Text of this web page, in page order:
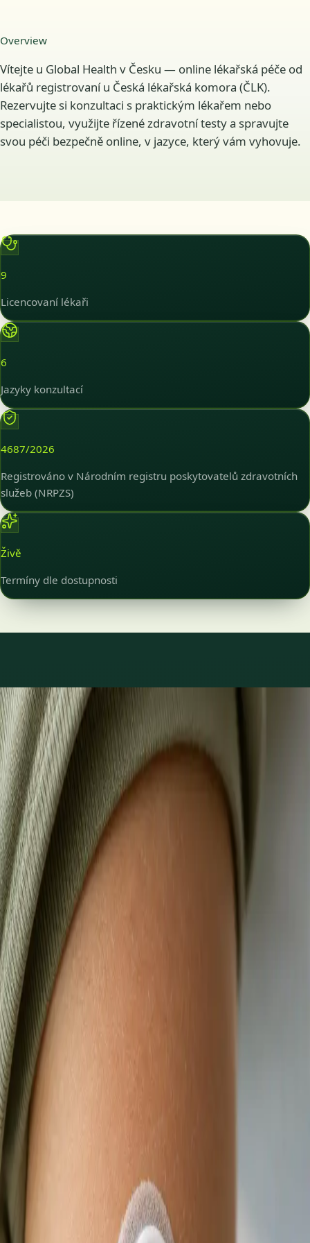
Overview
Vítejte u Global Health v Česku — online lékařská péče od
lékařů registrovaní u Česká lékařská komora (ČLK).
Rezervujte si konzultaci s praktickým lékařem nebo
specialistou, využijte řízené zdravotní testy a spravujte
svou péči bezpečně online, v jazyce, který vám vyhovuje.
9
Licencovaní lékaři
6
Jazyky konzultací
4687/2026
Registrováno v Národním registru poskytovatelů zdravotních
služeb (NRPZS)
Živě
Termíny dle dostupnosti
Co léčíme
Péče o to, co skutečně
trápí.
1/3
Praktické
Videokonsultace s lékařem, který má na vás čas
Většina pacientů začíná zde. Vyberte volný
termín konzultace s lékařem registrovaným ve
vaší zemi.
Od
Kč900
Délka
15 min
Zjistit více
Rezervovat konzultaci
Praktické
eNeschopenka online
Lékař registrovaný v ČLK posoudí vaše příznaky na videu a
vystaví eNeschopenku elektronicky, je-li to klinicky
odůvodněno. Termín ještě dnes.